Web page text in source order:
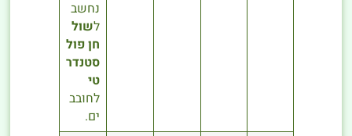
נחשב
לשול
חן פול
סטנדר
טי
לחובב
ים.